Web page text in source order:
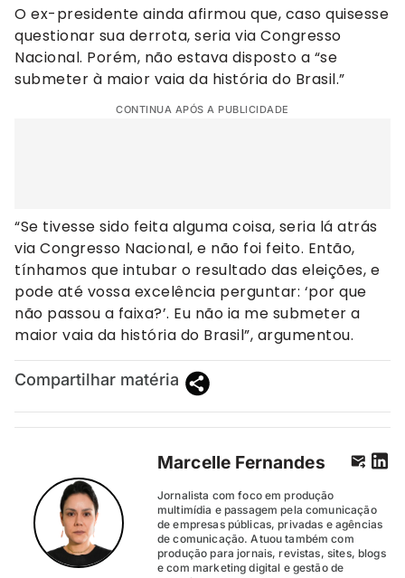
O ex-presidente ainda afirmou que, caso quisesse
questionar sua derrota, seria via Congresso
Nacional. Porém, não estava disposto a “se
submeter à maior vaia da história do Brasil.”
CONTINUA APÓS A PUBLICIDADE
“Se tivesse sido feita alguma coisa, seria lá atrás
via Congresso Nacional, e não foi feito. Então,
tínhamos que intubar o resultado das eleições, e
pode até vossa excelência perguntar: ‘por que
não passou a faixa?’. Eu não ia me submeter a
maior vaia da história do Brasil”, argumentou.
Compartilhar matéria
Marcelle Fernandes
Jornalista com foco em produção
multimídia e passagem pela comunicação
de empresas públicas, privadas e agências
de comunicação. Atuou também com
produção para jornais, revistas, sites, blogs
e com marketing digital e gestão de